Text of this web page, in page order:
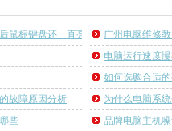
鼠标键盘还一直亮的问题广州电脑维修
电脑运行速度
如何选购合适
故障原因分析
为什么电脑系
些
品牌电脑主机